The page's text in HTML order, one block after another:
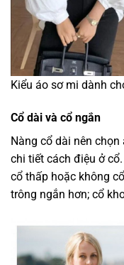
Kiểu áo sơ mi dành
Cổ dài và cổ ngắn
Nàng cổ dài nên
chi tiết cách điệu ở
cổ thấp hoặc không
trông ngắn hơn; cổ